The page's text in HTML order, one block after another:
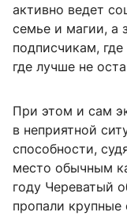
активно ведет
семье и магии, а
подписчикам,
где лучше не
При этом и сам
в неприятной
способности,
место обычным
году Череватый
пропали